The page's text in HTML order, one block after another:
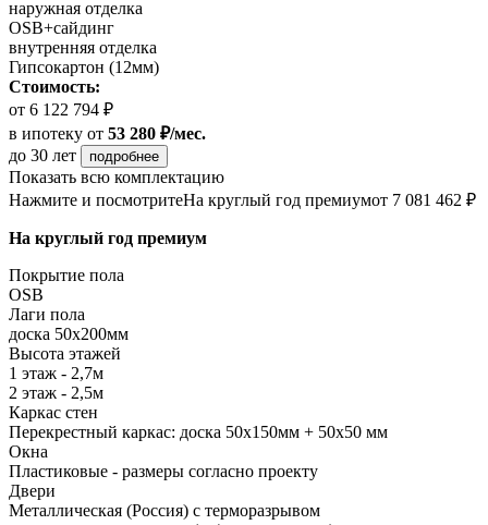
наружная отделка
OSB+сайдинг
внутренняя отделка
Гипсокартон (12мм)
Стоимость:
от 6 122 794 ₽
в ипотеку от 53 280 ₽/мес.
до 30 лет
подробнее
Показать всю комплектацию
Нажмите и посмотритеНа круглый год премиумот 7 081 462 ₽
На круглый год премиум
Покрытие пола
OSB
Лаги пола
доска 50х200мм
Высота этажей
1 этаж - 2,7м
2 этаж - 2,5м
Каркас стен
Перекрестный каркас: доска 50х150мм + 50х50 мм
Окна
Пластиковые - размеры согласно проекту
Двери
Металлическая (Россия) с терморазрывом